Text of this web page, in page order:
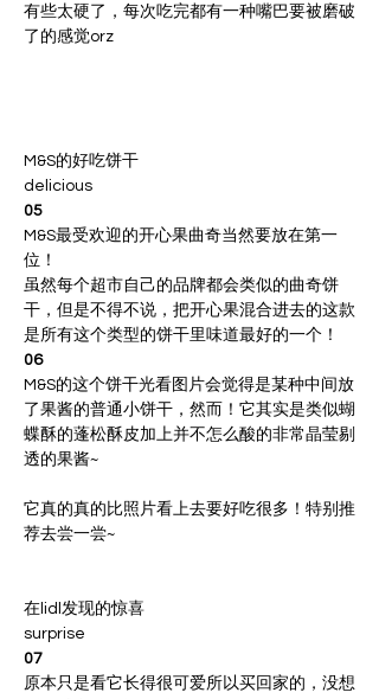
有些太硬了，每次吃完都有一种嘴巴要被磨破
了的感觉orz
M&S的好吃饼干
delicious
05
M&S最受欢迎的开心果曲奇当然要放在第一
位！
虽然每个超市自己的品牌都会类似的曲奇饼
干，但是不得不说，把开心果混合进去的这款
是所有这个类型的饼干里味道最好的一个！
06
M&S的这个饼干光看图片会觉得是某种中间放
了果酱的普通小饼干，然而！它其实是类似蝴
蝶酥的蓬松酥皮加上并不怎么酸的非常晶莹剔
它真的真的比照片看上去要好吃很多！特别推
荐去尝一尝~
在lidl发现的惊喜
surprise
07
原本只是看它长得很可爱所以买回家的，没想